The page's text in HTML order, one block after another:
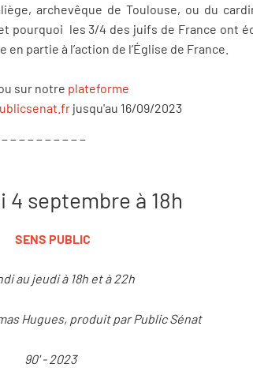
archevêque de Toulouse, ou du
pourquoi les 3/4 des juifs de France ont
partie à l’action de l’Église de France.
sur notre plateforme
jusqu'au 16/09/2023
4 septembre à 18h
SENS PUBLIC
au jeudi à 18h et à 22h
Hugues, produit par Public Sénat
90' - 2023